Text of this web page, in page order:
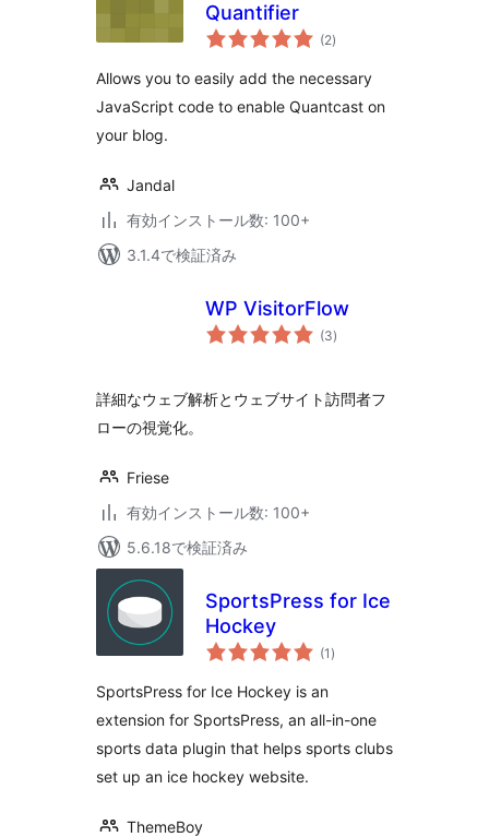
Quantifier
(2個
の
価
)
Allows you to easily add the necessary
JavaScript code to enable Quantcast on
your blog.
Jandal
有効インストール数: 100+
3.1.4で検証済み
WP VisitorFlow
(3個
の)
詳細なウェブ解析とウェブサイト訪問者フ
ローの視覚化。
Friese
有効インストール数: 100+
5.6.18で検証済み
SportsPress for Ice
Hockey
(1 個
の)
SportsPress for Ice Hockey is an
extension for SportsPress, an all-in-one
sports data plugin that helps sports clubs
set up an ice hockey website.
ThemeBoy